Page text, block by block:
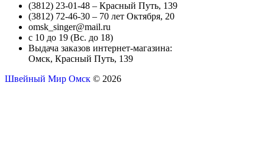
(3812) 23-01-48 – Красный Путь, 139
(3812) 72-46-30 – 70 лет Октября, 20
omsk_singer@mail.ru
с 10 до 19 (Вс. до 18)
Выдача заказов интернет-магазина:
Омск, Красный Путь, 139
Швейный Мир Омск © 2026